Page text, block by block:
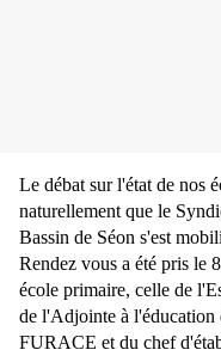
Le débat sur l'état de nos
naturellement que le
Bassin de Séon s'est
Rendez vous a été pris le
école primaire, celle de
de l'Adjointe à
FURACE et du chef